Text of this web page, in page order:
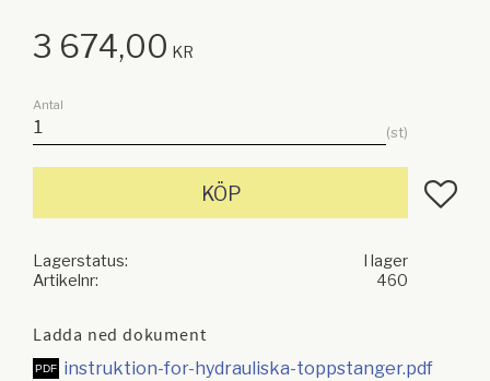
3 674,00 KR
Antal
st
KÖP Lägg
Lagerstatus
I lager
Artikelnr
460
Ladda ned dokument
instruktion-for-hydrauliska-toppstanger.pdf